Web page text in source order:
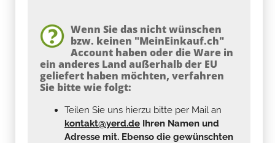
Wenn Sie das nicht wünschen
bzw. keinen "MeinEinkauf.ch"
Account haben oder die Ware in
ein anderes Land außerhalb der EU
geliefert haben möchten, verfahren
Sie bitte wie folgt:
Teilen Sie uns hierzu bitte per Mail an
kontakt@yerd.de Ihren Namen und
Adresse mit. Ebenso die gewünschten